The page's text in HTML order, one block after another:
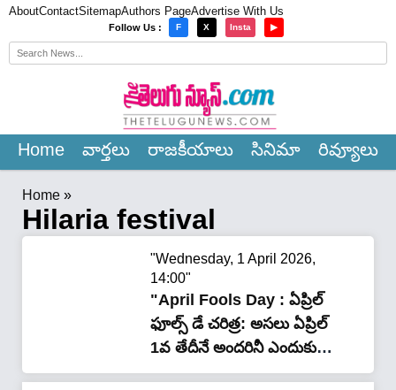
AboutContactSitemapAuthors PageAdvertise With Us
Follow Us : F X Insta ▶
Home వార్త‌లు రాజ‌కీయాలు సినిమా రివ్యూలు
Home »
Hilaria festival
"Wednesday, 1 April 2026,
14:00"
"April Fools Day : ఏప్రిల్
ఫూల్స్ డే చరిత్ర: అసలు ఏప్రిల్
1వ తేదీనే అందరినీ ఎందుకు
ఫూల్ చేస్తారో మీకు తెలుసా?"